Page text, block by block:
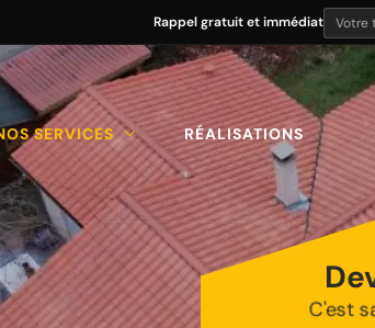
Rappel gratuit et immédiat
SERVICES RÉALISATIONS
C'est